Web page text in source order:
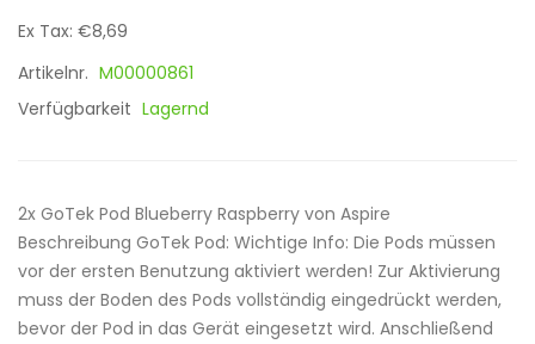
Ex Tax: €8,69
Artikelnr. M00000861
Verfügbarkeit Lagernd
2x GoTek Pod Blueberry Raspberry von Aspire
Beschreibung GoTek Pod: Wichtige Info: Die Pods müssen
vor der ersten Benutzung aktiviert werden! Zur Aktivierung
muss der Boden des Pods vollständig eingedrückt werden,
bevor der Pod in das Gerät eingesetzt wird. Anschließend